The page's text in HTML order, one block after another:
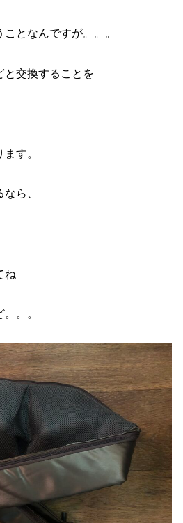
となんですが。。。
と交換することを
す。
ら、
ね
。。